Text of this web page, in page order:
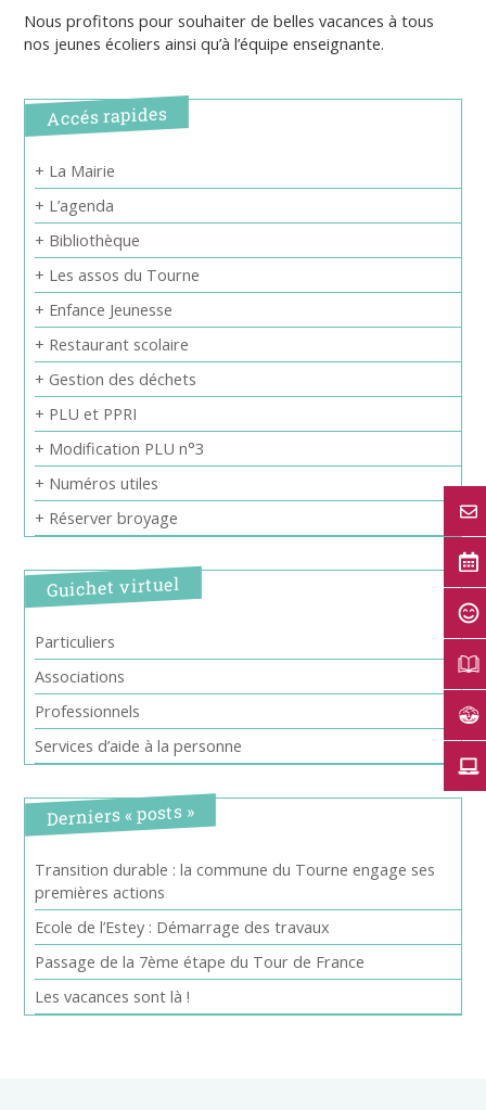
Nous profitons pour souhaiter de belles vacances à tous
nos jeunes écoliers ainsi qu’à l’équipe enseignante.
Accés rapides
+ La Mairie
+ L’agenda
+ Bibliothèque
+ Les assos du Tourne
+ Enfance Jeunesse
+ Restaurant scolaire
+ Gestion des déchets
+ PLU et PPRI
+ Modification PLU n°3
+ Numéros utiles
+ Réserver broyage
Guichet virtuel
Particuliers
Associations
Professionnels
Services d’aide à la personne
Derniers « posts »
Transition durable : la commune du Tourne engage ses
premières actions
Ecole de l’Estey : Démarrage des travaux
Passage de la 7ème étape du Tour de France
Les vacances sont là !